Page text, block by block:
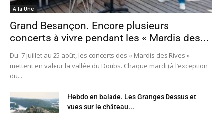
A la Une
Grand Besançon. Encore plusieurs
concerts à vivre pendant les « Mardis des...
Du 7 juillet au 25 août, les concerts des « Mardis des Rives »
mettent en valeur la vallée du Doubs. Chaque mardi (à l’exception
du...
Hebdo en balade. Les Granges Dessus et
vues sur le château...